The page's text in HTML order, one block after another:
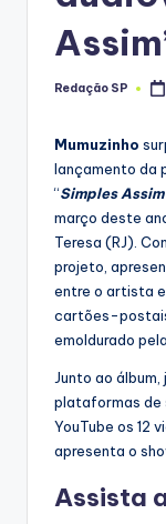
Posted
Redação SP
Mumuzinho
lançamento da
“Simples
março deste
Teresa (RJ).
projeto,
entre o artista
cartões-
emoldurado
Junto ao
plataformas de
YouTube os 12
apresenta o
Assista